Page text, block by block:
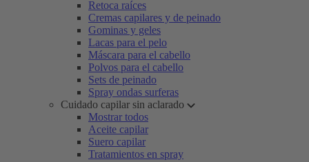
Retoca raíces
Cremas capilares y de peinado
Gominas y geles
Lacas para el pelo
Máscara para el cabello
Polvos para el cabello
Sets de peinado
Spray ondas surferas
Cuidado capilar sin aclarado
Mostrar todos
Aceite capilar
Suero capilar
Tratamientos en spray